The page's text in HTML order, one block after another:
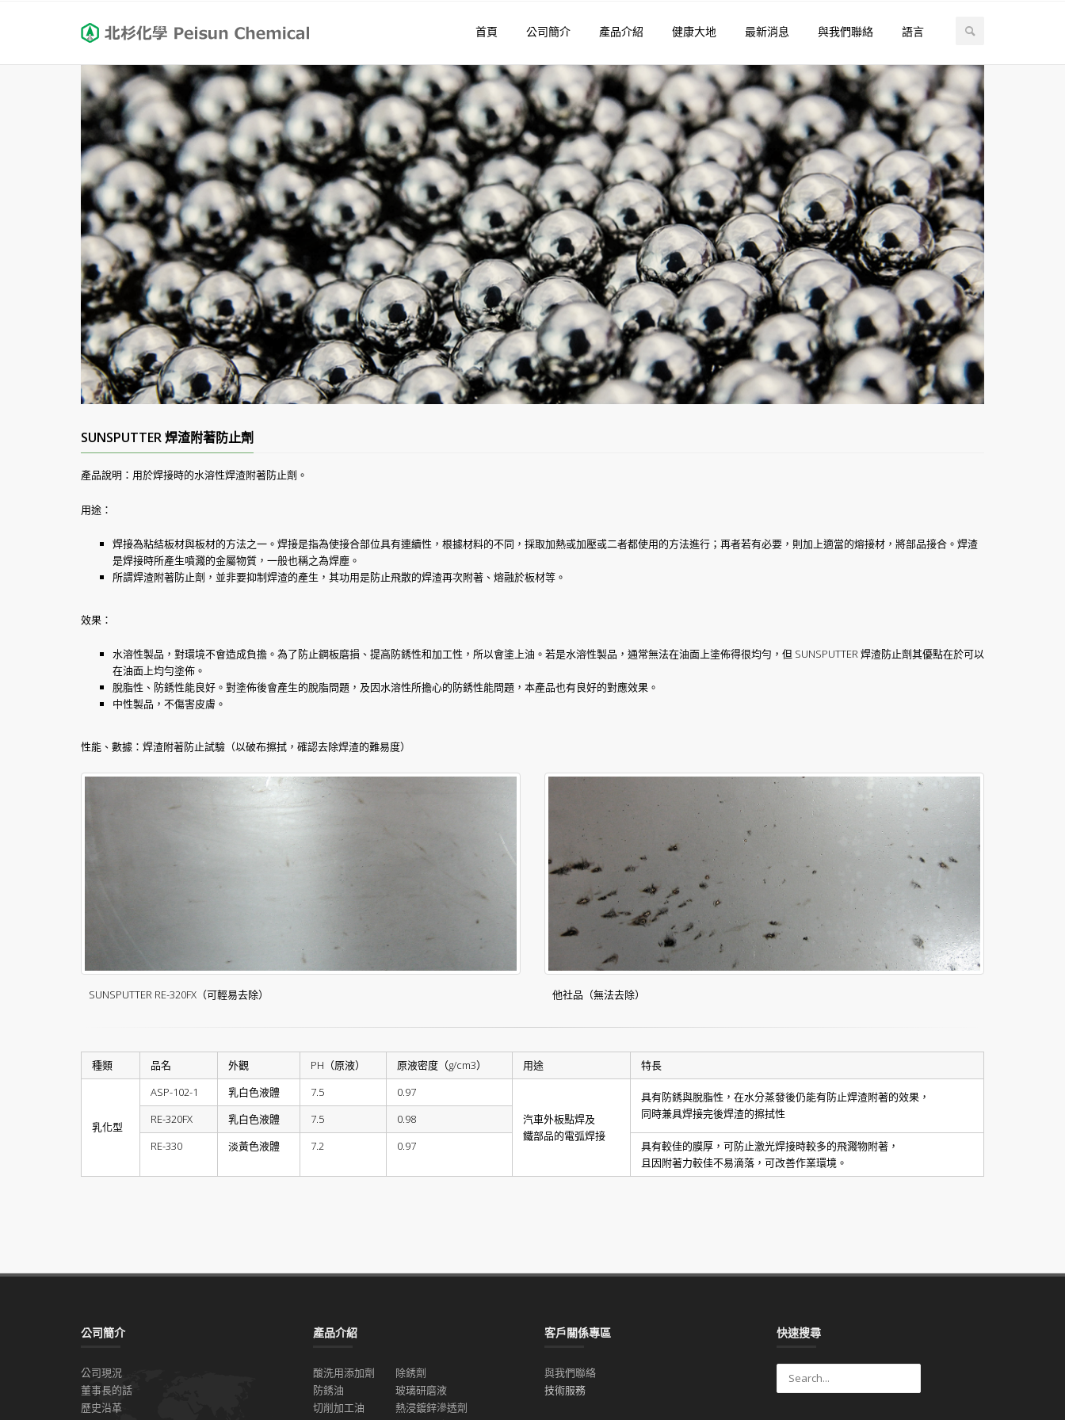
首頁 公司簡介 產品介紹 健康大地 最新消息 與我們聯絡 語言
SUNSPUTTER 焊渣附著防止劑
產品說明：用於焊接時的水溶性焊渣附著防止劑。
用途：
焊接為粘結板材與板材的方法之一。焊接是指為使接合部位具有連續性，根據材料的不同，採取加熱或加壓或二者都使用的方法進行；再者若有必要，則加上適當的熔接材，將部品接合。焊渣
是焊接時所產生噴濺的金屬物質，一般也稱之為焊塵。
所謂焊渣附著防止劑，並非要抑制焊渣的產生，其功用是防止飛散的焊渣再次附著、熔融於板材等。
效果：
水溶性製品，對環境不會造成負擔。為了防止鋼板磨損、提高防銹性和加工性，所以會塗上油。若是水溶性製品，通常無法在油面上塗佈得很均勻，但 SUNSPUTTER 焊渣防止劑其優點在於可以
在油面上均勻塗佈。
脫脂性、防銹性能良好。對塗佈後會產生的脫脂問題，及因水溶性所擔心的防銹性能問題，本產品也有良好的對應效果。
中性製品，不傷害皮膚。
性能、數據：焊渣附著防止試驗（以破布擦拭，確認去除焊渣的難易度）
SUNSPUTTER RE-320FX（可輕易去除） 他社品（無法去除）
種類 品名 外觀 PH（原液） 原液密度（g/cm3） 用途 特長
乳化型
ASP-102-1 乳白色液體 7.5
0.97
汽車外板點焊及
鐵部品的電弧焊接
具有防銹與脫脂性，在水分蒸發後仍能有防止焊渣附著的效果，
同時兼具焊接完後焊渣的擦拭性
RE-320FX 乳白色液體 7.5
0.98
RE-330
淡黃色液體 7.2 0.97
具有較佳的膜厚，可防止激光焊接時較多的飛濺物附著，
且因附著力較佳不易滴落，可改善作業環境。
公司簡介
公司現況
董事長的話
歷史沿革
產品介紹
酸洗用添加劑
除銹劑
防銹油
玻璃研磨液
切削加工油
熱浸鍍鋅滲透劑
客戶關係專區
與我們聯絡
技術服務
快速搜尋